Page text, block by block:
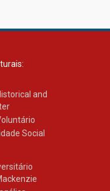
and
Social